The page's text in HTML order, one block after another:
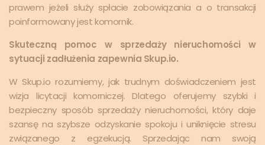
prawem jeżeli służy spłacie zobowiązania a o transakcji
poinformowany jest komornik.
Skuteczną pomoc w sprzedaży nieruchomości w
sytuacji zadłużenia zapewnia Skup.io.
W Skup.io rozumiemy, jak trudnym doświadczeniem jest
wizja licytacji komorniczej. Dlatego oferujemy szybki i
bezpieczny sposób sprzedaży nieruchomości, który daje
szansę na szybsze odzyskanie spokoju i uniknięcie stresu
związanego z egzekucją. Sprzedając nam swoją